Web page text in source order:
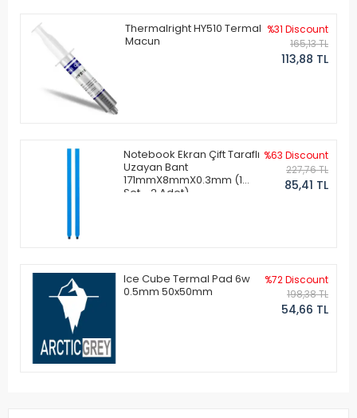
Thermalright HY510 Termal
Macun
%31 Discount
165,13 TL
113,88 TL
Notebook Ekran Çift Taraflı
Uzayan Bant
171mmX8mmX0.3mm (1
Set - 2 Adet)
%63 Discount
227,76 TL
85,41 TL
Ice Cube Termal Pad 6w
0.5mm 50x50mm
%72 Discount
198,38 TL
54,66 TL